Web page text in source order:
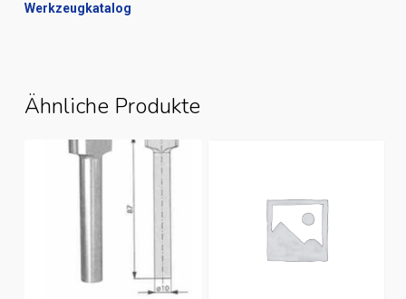
Werkzeugkatalog
Ähnliche Produkte